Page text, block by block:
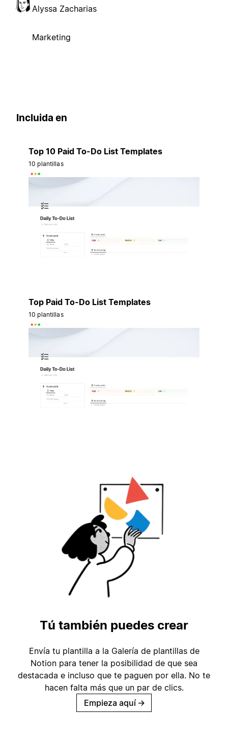
Alyssa Zacharias
Marketing
Incluida en
Top 10 Paid To-Do List Templates
10 plantillas
Top Paid To-Do List Templates
10 plantillas
Tú también puedes crear
Envía tu plantilla a la Galería de plantillas de
Notion para tener la posibilidad de que sea
destacada e incluso que te paguen por ella. No te
hacen falta más que un par de clics.
Empieza aquí →